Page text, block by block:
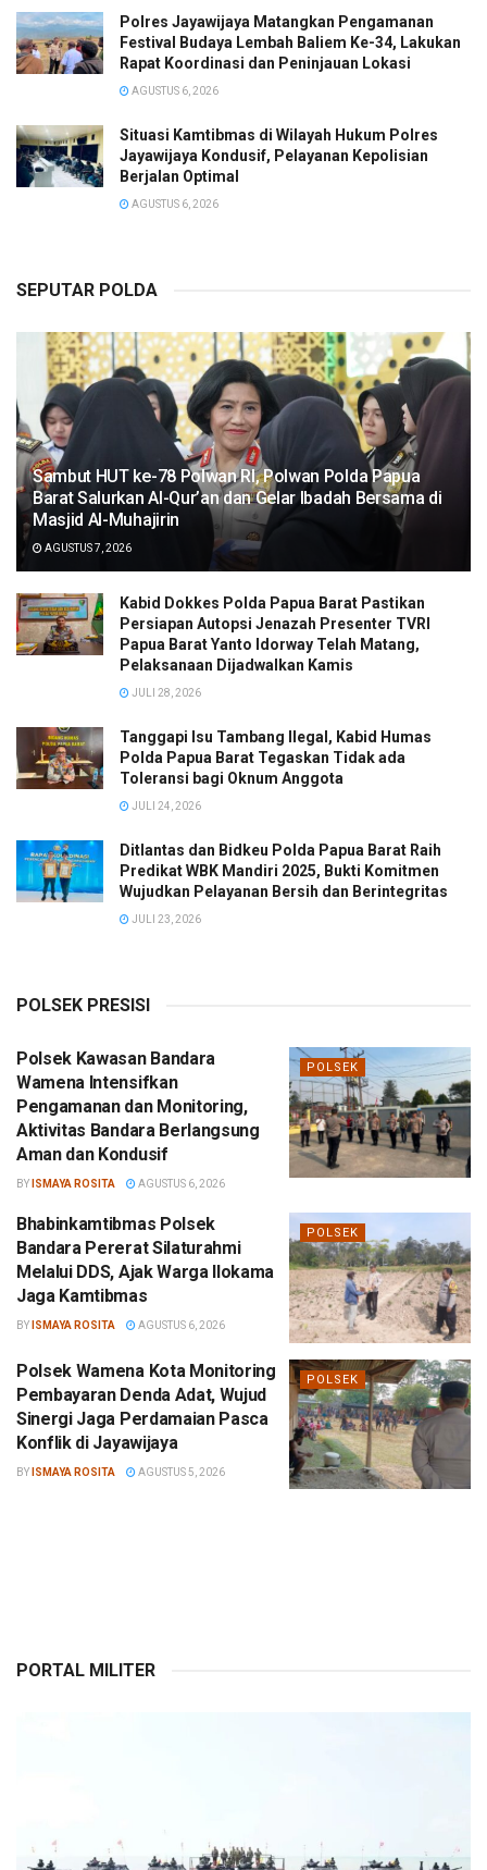
Polres Jayawijaya Matangkan Pengamanan
Festival Budaya Lembah Baliem Ke-34, Lakukan
Rapat Koordinasi dan Peninjauan Lokasi
AGUSTUS 6, 2026
Situasi Kamtibmas di Wilayah Hukum Polres
Jayawijaya Kondusif, Pelayanan Kepolisian
Berjalan Optimal
AGUSTUS 6, 2026
SEPUTAR POLDA
Sambut HUT ke-78 Polwan RI, Polwan Polda Papua
Barat Salurkan Al-Qur’an dan Gelar Ibadah Bersama di
Masjid Al-Muhajirin
AGUSTUS 7, 2026
Kabid Dokkes Polda Papua Barat Pastikan
Persiapan Autopsi Jenazah Presenter TVRI
Papua Barat Yanto Idorway Telah Matang,
Pelaksanaan Dijadwalkan Kamis
JULI 28, 2026
Tanggapi Isu Tambang Ilegal, Kabid Humas
Polda Papua Barat Tegaskan Tidak ada
Toleransi bagi Oknum Anggota
JULI 24, 2026
Ditlantas dan Bidkeu Polda Papua Barat Raih
Predikat WBK Mandiri 2025, Bukti Komitmen
Wujudkan Pelayanan Bersih dan Berintegritas
JULI 23, 2026
POLSEK PRESISI
POLSEK
Polsek Kawasan Bandara
Wamena Intensifkan
Pengamanan dan Monitoring,
Aktivitas Bandara Berlangsung
Aman dan Kondusif
BY ISMAYA ROSITA AGUSTUS 6, 2026
POLSEK
Bhabinkamtibmas Polsek
Bandara Pererat Silaturahmi
Melalui DDS, Ajak Warga Ilokama
Jaga Kamtibmas
BY ISMAYA ROSITA AGUSTUS 6, 2026
POLSEK
Polsek Wamena Kota Monitoring
Pembayaran Denda Adat, Wujud
Sinergi Jaga Perdamaian Pasca
Konflik di Jayawijaya
BY ISMAYA ROSITA AGUSTUS 5, 2026
PORTAL MILITER